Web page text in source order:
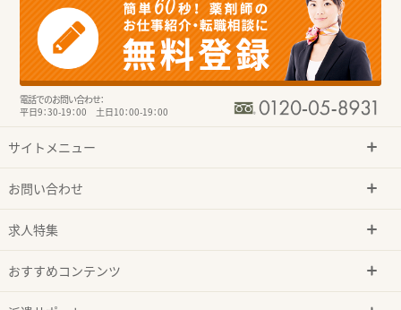
電話でのお問い合わせ：
平日9：30-19：00 土日10：00-19：00
サイトメニュー
お問い合わせ
求人特集
おすすめコンテンツ